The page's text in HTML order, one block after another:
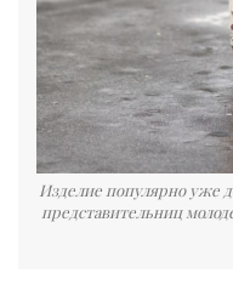
Изделие популярно уже
представительниц